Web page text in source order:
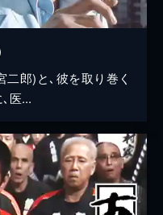
郎)と､彼を取り巻く
医...